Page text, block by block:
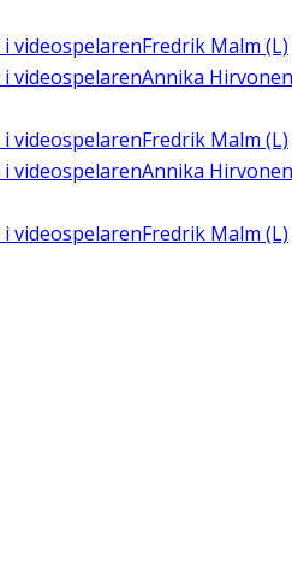
i videospelarenFredrik Malm (L)
i videospelarenAnnika Hirvonen
i videospelarenFredrik Malm (L)
i videospelarenAnnika Hirvonen
i videospelarenFredrik Malm (L)